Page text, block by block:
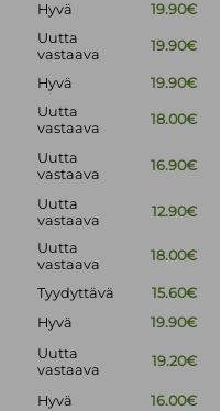
Hyvä 19.90€
Uutta
vastaava
19.90€
Hyvä 19.90€
Uutta
vastaava
18.00€
Uutta
vastaava
16.90€
Uutta
vastaava
12.90€
Uutta
vastaava
18.00€
Tyydyttävä
15.60€
Hyvä
19.90€
Uutta
vastaava
19.20€
Hyvä
16.00€